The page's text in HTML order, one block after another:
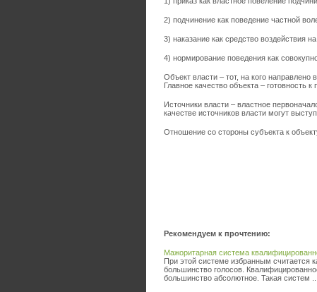
2) подчинение как поведение частной
3) наказание как средство воздействия
4) нормирование поведения как
Объект власти – тот, на кого направлено
Главное качество объекта – готовность
Источники власти – властное
качестве источников власти могут
Отношение со стороны субъекта к
Рекомендуем к прочтению:
Мажоритарная система
При этой системе избранным считается
большинство голосов.
большинство абсолютное. Такая систем ...